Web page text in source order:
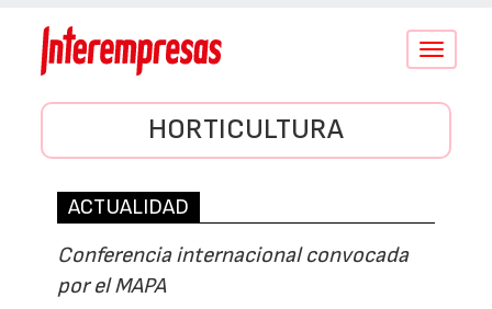
Conmutar
HORTICULTURA
ACTUALIDAD
Conferencia internacional convocada
por el MAPA